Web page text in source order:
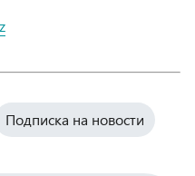
Подписка на новости